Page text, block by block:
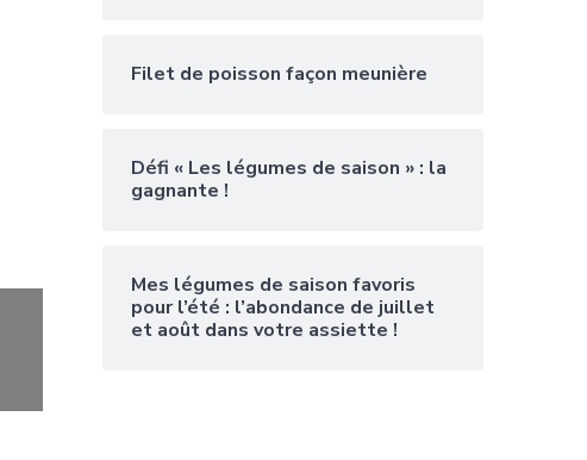
Filet de poisson façon meunière
Défi « Les légumes de saison » : la
gagnante !
Mes légumes de saison favoris
pour l’été : l’abondance de juillet
et août dans votre assiette !